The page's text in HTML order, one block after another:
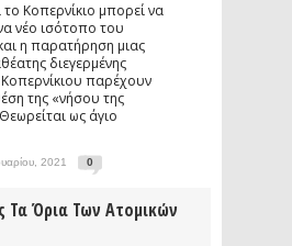
Κοπερνίκιο μπορεί να
νέο ισότοπο του
η παρατήρηση μιας
διεγερμένης
παρέχουν
της «νήσου της
ως άγιο
2021 0
Τα Όρια Των Ατομικών